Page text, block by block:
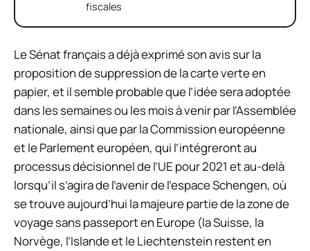
fiscales
Le Sénat français a déjà exprimé son avis sur la
proposition de suppression de la carte verte en
papier, et il semble probable que l’idée sera adoptée
dans les semaines ou les mois à venir par l’Assemblée
nationale, ainsi que par la Commission européenne
et le Parlement européen, qui l’intégreront au
processus décisionnel de l’UE pour 2021 et au-delà
lorsqu’il s’agira de l’avenir de l’espace Schengen, où
se trouve aujourd’hui la majeure partie de la zone de
voyage sans passeport en Europe (la Suisse, la
Norvège, l’Islande et le Liechtenstein restent en